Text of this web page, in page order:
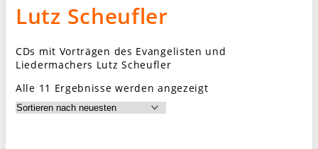
Lutz Scheufler
CDs mit Vorträgen des Evangelisten und
Liedermachers Lutz Scheufler
Alle 11 Ergebnisse werden angezeigtNach